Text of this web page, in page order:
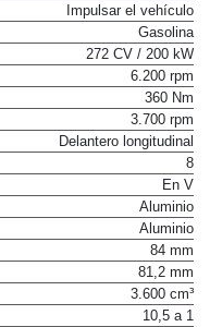
Impulsar el vehículo
Gasolina
272 CV / 200 kW
6.200 rpm
360 Nm
3.700 rpm
Delantero longitudinal
8
En V
Aluminio
Aluminio
84 mm
81,2 mm
3.600 cm³
10,5 a 1